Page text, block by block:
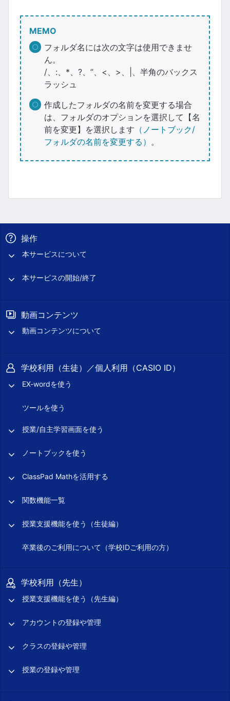
MEMO
フォルダ名には次の文字は使用できませ
ん。
/、:、*、?、”、<、>、|、半角のバックス
ラッシュ
作成したフォルダの名前を変更する場合
は、フォルダのオプションを選択して【名
前を変更】を選択します （ノートブック/
フォルダの名前を変更する） 。
操作
本サービスについて
本サービスの開始/終了
動画コンテンツ
動画コンテンツについて
学校利用（生徒）／個人利用（CASIO ID）
EX-wordを使う
ツールを使う
授業/自主学習画面を使う
ノートブックを使う
ClassPad Mathを活用する
関数機能一覧
授業支援機能を使う（生徒編）
卒業後のご利用について（学校IDご利用の方）
学校利用（先生）
授業支援機能を使う（先生編）
アカウントの登録や管理
クラスの登録や管理
授業の登録や管理